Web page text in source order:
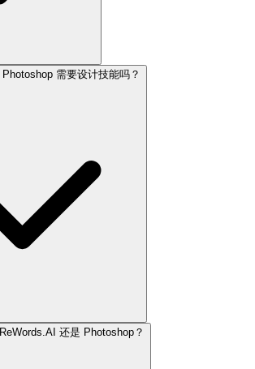
需要设计技能吗？
还是 Photoshop？